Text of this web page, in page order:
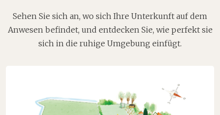
Sehen Sie sich an, wo sich Ihre Unterkunft auf dem
Anwesen befindet, und entdecken Sie, wie perfekt sie
sich in die ruhige Umgebung einfügt.